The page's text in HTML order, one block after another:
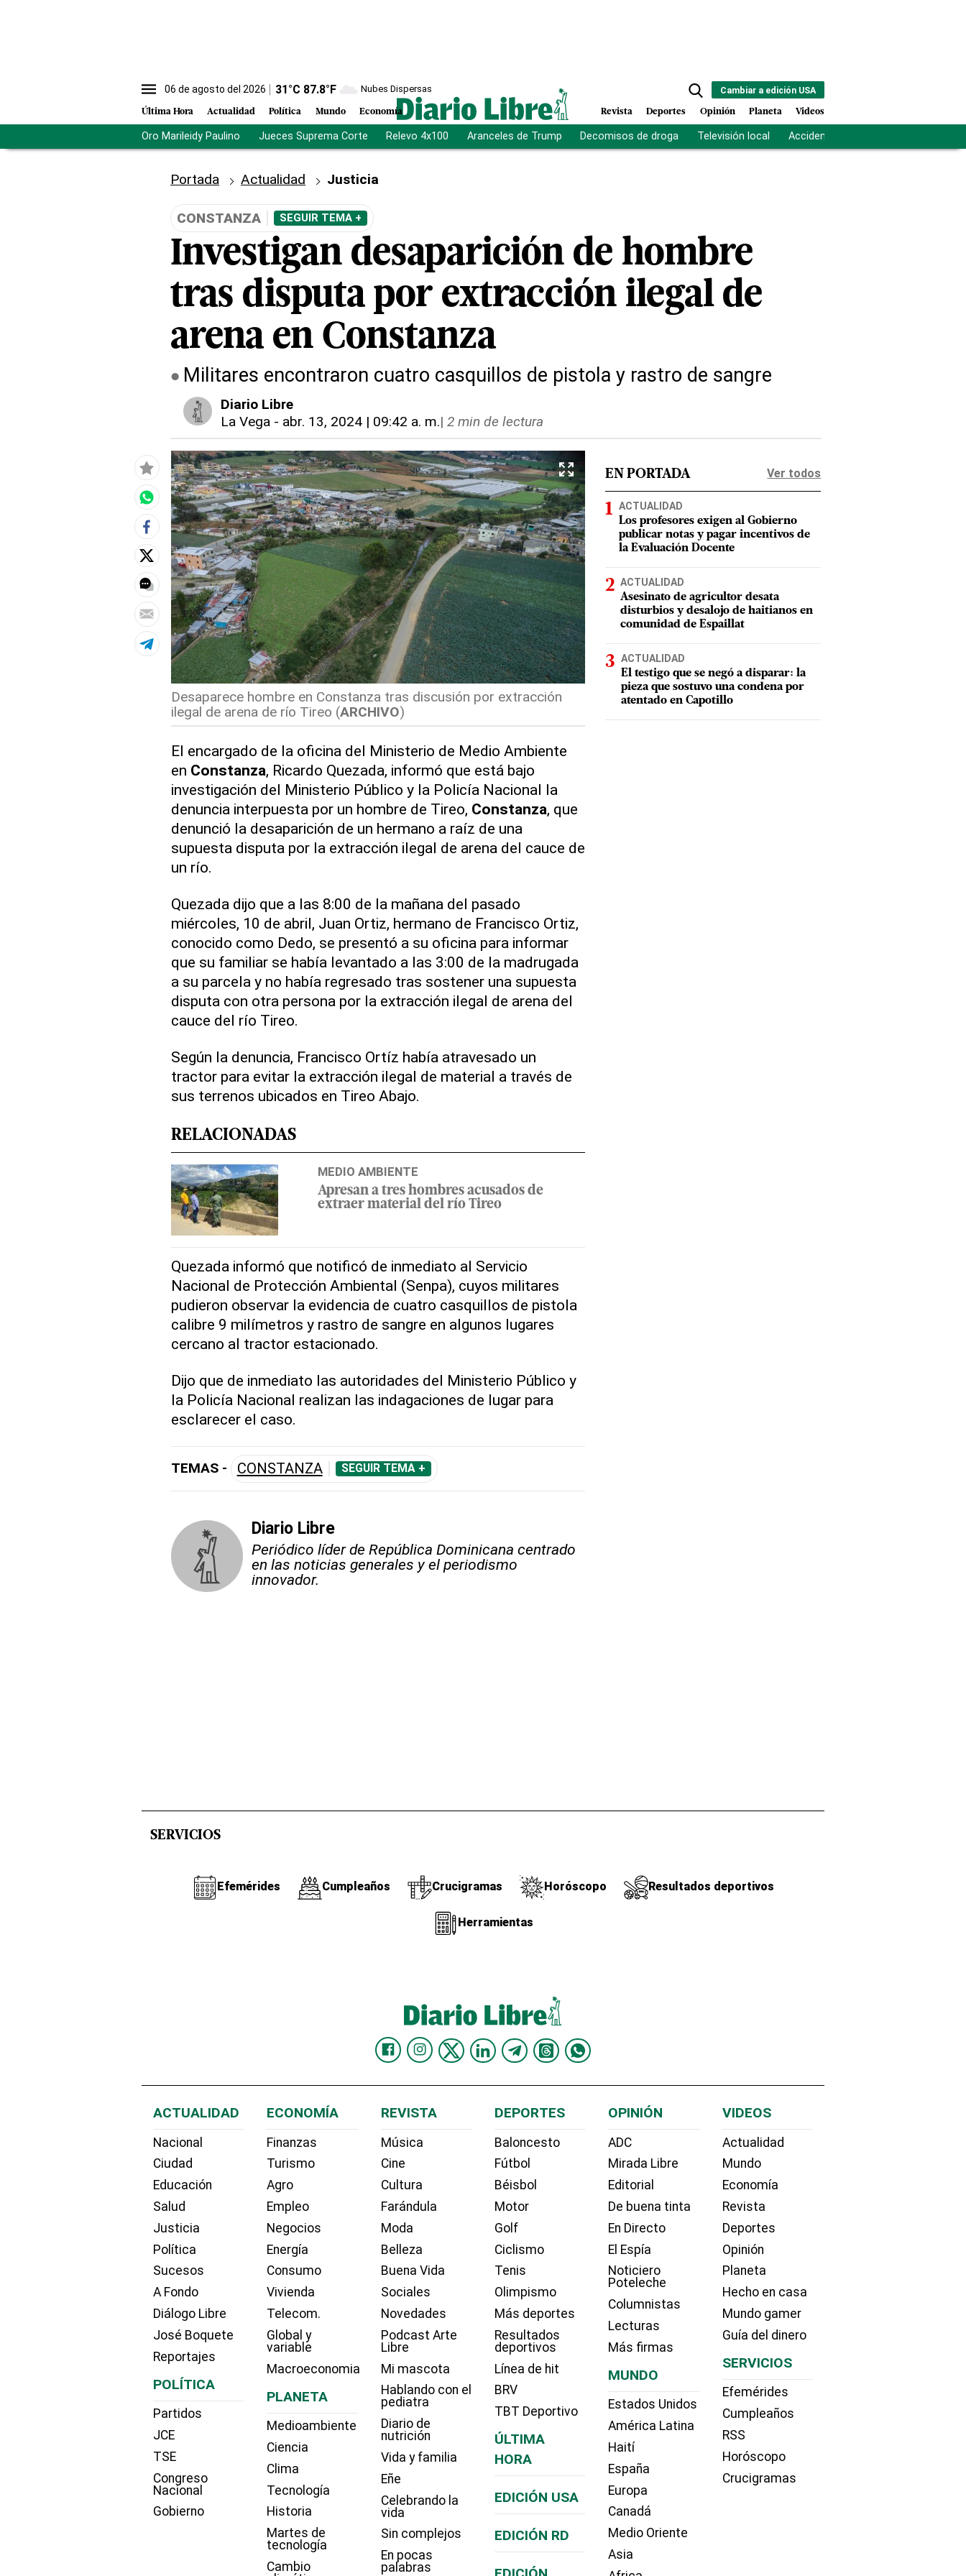
06 de agosto del 2026 31°C 87.8°F Nubes Dispersas
Última Hora Actualidad Política Mundo Economía
Cambiar a edición USA
Revista Deportes Opinión Planeta Videos
Oro Marileidy Paulino Jueces Suprema Corte Relevo 4x100 Aranceles de Trump Decomisos de droga Televisión local Accidente Los Ríos
Portada Actualidad Justicia
CONSTANZA SEGUIR TEMA +
Investigan desaparición de hombre
tras disputa por extracción ilegal de
arena en Constanza
Militares encontraron cuatro casquillos de pistola y rastro de sangre
Diario Libre
La Vega - abr. 13, 2024 | 09:42 a. m.| 2 min de lectura
Desaparece hombre en Constanza tras discusión por extracción
ilegal de arena de río Tireo (ARCHIVO)
El encargado de la oficina del Ministerio de Medio Ambiente
en Constanza, Ricardo Quezada, informó que está bajo
investigación del Ministerio Público y la Policía Nacional la
denuncia interpuesta por un hombre de Tireo, Constanza, que
denunció la desaparición de un hermano a raíz de una
supuesta disputa por la extracción ilegal de arena del cauce de
un río.
Quezada dijo que a las 8:00 de la mañana del pasado
miércoles, 10 de abril, Juan Ortiz, hermano de Francisco Ortiz,
conocido como Dedo, se presentó a su oficina para informar
que su familiar se había levantado a las 3:00 de la madrugada
a su parcela y no había regresado tras sostener una supuesta
disputa con otra persona por la extracción ilegal de arena del
cauce del río Tireo.
Según la denuncia, Francisco Ortíz había atravesado un
tractor para evitar la extracción ilegal de material a través de
sus terrenos ubicados en Tireo Abajo.
RELACIONADAS
MEDIO AMBIENTE
Apresan a tres hombres acusados de
extraer material del río Tireo
Quezada informó que notificó de inmediato al Servicio
Nacional de Protección Ambiental (Senpa), cuyos militares
pudieron observar la evidencia de cuatro casquillos de pistola
calibre 9 milímetros y rastro de sangre en algunos lugares
cercano al tractor estacionado.
Dijo que de inmediato las autoridades del Ministerio Público y
la Policía Nacional realizan las indagaciones de lugar para
esclarecer el caso.
TEMAS - CONSTANZA SEGUIR TEMA +
Diario Libre
Periódico líder de República Dominicana centrado
en las noticias generales y el periodismo
innovador.
EN PORTADA Ver todos
ACTUALIDAD
Los profesores exigen al Gobierno
publicar notas y pagar incentivos de
la Evaluación Docente
ACTUALIDAD
Asesinato de agricultor desata
disturbios y desalojo de haitianos en
comunidad de Espaillat
ACTUALIDAD
El testigo que se negó a disparar: la
pieza que sostuvo una condena por
atentado en Capotillo
SERVICIOS
Efemérides Cumpleaños Crucigramas Horóscopo Resultados deportivos
Herramientas
ACTUALIDAD
Nacional
Ciudad
Educación
Salud
Justicia
Política
Sucesos
A Fondo
Diálogo Libre
José Boquete
Reportajes
POLÍTICA
Partidos
JCE
TSE
Congreso
Nacional
Gobierno
ECONOMÍA
Finanzas
Turismo
Agro
Empleo
Negocios
Energía
Consumo
Vivienda
Telecom.
Global y
variable
Macroeconomia
PLANETA
Medioambiente
Ciencia
Clima
Tecnología
Historia
Martes de
tecnología
Cambio
REVISTA
Música
Cine
Cultura
Farándula
Moda
Belleza
Buena Vida
Sociales
Novedades
Podcast Arte
Libre
Mi mascota
Hablando con el
pediatra
Diario de
nutrición
Vida y familia
Eñe
Celebrando la
vida
Sin complejos
En pocas
palabras
DEPORTES
Baloncesto
Fútbol
Béisbol
Motor
Golf
Ciclismo
Tenis
Olimpismo
Más deportes
Resultados
deportivos
Línea de hit
BRV
TBT Deportivo
ÚLTIMA
HORA
EDICIÓN USA
EDICIÓN RD
OPINIÓN
ADC
Mirada Libre
Editorial
De buena tinta
En Directo
El Espía
Noticiero
Poteleche
Columnistas
Lecturas
Más firmas
MUNDO
Estados Unidos
América Latina
Haití
España
Europa
Canadá
Medio Oriente
Asia
VIDEOS
Actualidad
Mundo
Economía
Revista
Deportes
Opinión
Planeta
Hecho en casa
Mundo gamer
Guía del dinero
SERVICIOS
Efemérides
Cumpleaños
RSS
Horóscopo
Crucigramas